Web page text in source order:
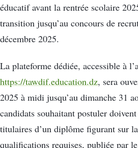
éducatif avant la rentrée scolaire
transition jusqu’au concours de
décembre 2025.
La plateforme dédiée, accessible à
https://tawdif.education.dz, sera
2025 à midi jusqu’au dimanche 31
candidats souhaitant postuler
titulaires d’un diplôme figurant sur
qualifications requises, publiée par